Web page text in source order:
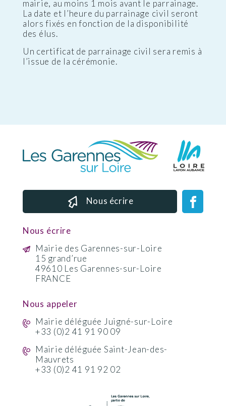
mairie, au moins 1 mois avant le parrainage.
La date et l’heure du parrainage civil seront
alors fixés en fonction de la disponibilité
des élus.
Un certificat de parrainage civil sera remis à
l’issue de la cérémonie.
Nous écrire
Nous écrire
Mairie des Garennes-sur-Loire
15 grand’rue
49610 Les Garennes-sur-Loire
FRANCE
Nous appeler
Mairie déléguée Juigné-sur-Loire
+33 (0)2 41 91 90 09
Mairie déléguée Saint-Jean-des-
Mauvrets
+33 (0)2 41 91 92 02